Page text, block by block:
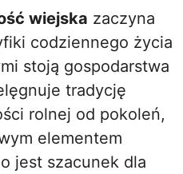
wiejska zaczyna
codziennego życia
stoją gospodarstwa
tradycję
rolnej od pokoleń,
elementem
jest szacunek dla